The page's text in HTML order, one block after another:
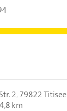
2,79822
4,8 km